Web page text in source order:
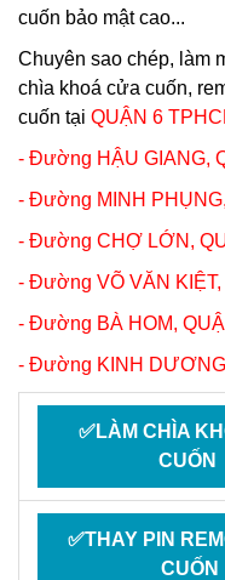
cuốn bảo mật cao...
Chuyên sao chép, làm
chìa khoá cửa cuốn,
cuốn tại QUẬN 6
- Đường HẬU GIANG,
- Đường MINH PHỤNG,
- Đường CHỢ LỚN,
- Đường VÕ VĂN KIỆT,
- Đường BÀ HOM,
- Đường KINH
✅LÀM CHÌA
CUỐN
✅THAY PIN
CUỐN